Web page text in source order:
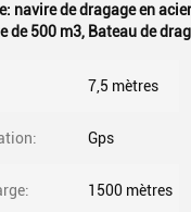
navire de dragage en acier
de 500 m3, Bateau de
7,5 mètres
Gps
1500 mètres